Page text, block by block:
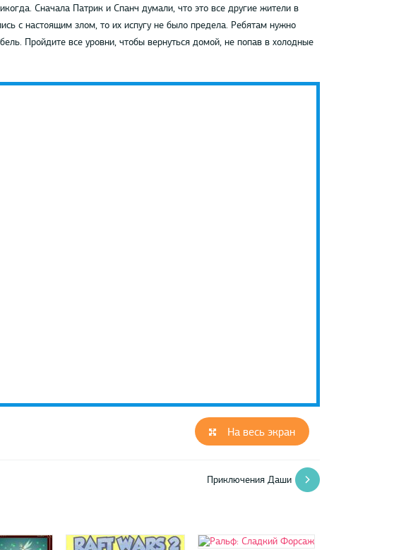
Сначала Патрик и Спанч думали, что это все другие жители в
с настоящим злом, то их испугу не было предела. Ребятам нужно
Пройдите все уровни, чтобы вернуться домой, не попав в холодные
На весь экран
Приключения Даши